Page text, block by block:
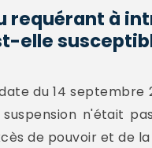
requérant à
elle
du 14
n'était
de pouvoir et de